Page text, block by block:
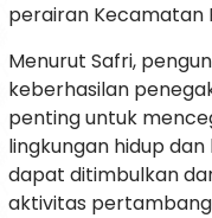
perairan Kecamatan
Menurut Safri,
keberhasilan
penting untuk
lingkungan hidup
dapat ditimbulkan
aktivitas